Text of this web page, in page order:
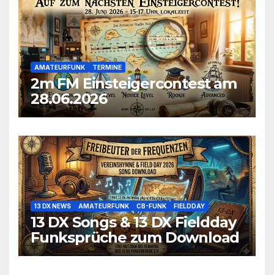
AMATEURFUNK TERMINE
2m FM Einsteigercontest am
28.06.2026
13 DX NEWS AMATEURFUNK CB-FUNK FIELDDAY
13 DX Songs & 13 DX Fieldday
Funksprüche zum Download